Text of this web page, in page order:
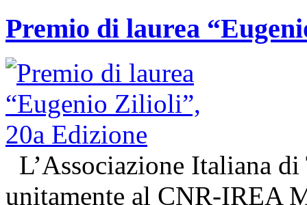
Premio di laurea
L’Associazione Italiana
unitamente al CNR-IREA